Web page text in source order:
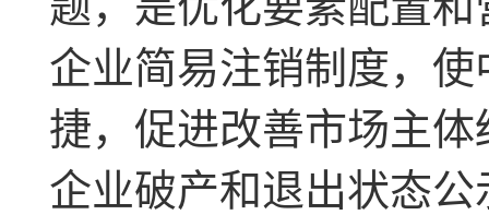
企业简易注销制度，
捷，促进改善市场主
企业破产和退出状态